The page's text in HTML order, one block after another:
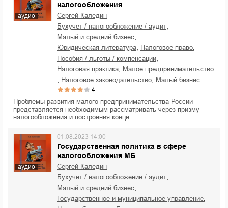
аудио
налогообложения
Сергей Каледин
бухучет / налогообложение / аудит
малый и средний бизнес
юридическая литература налоговое право
пособия / льготы / компенсации
налоговая практика малое предпринимательство
налоговое законодательство малый бизнес
4
Проблемы развития малого предпринимательства России
представляется необходимым рассматривать через призму
налогообложения и построения конце…
аудио
Государственная политика в сфере
налогообложения МБ
01.08.2023 14:00
Сергей Каледин
бухучет / налогообложение / аудит
малый и средний бизнес
государственное и муниципальное управление